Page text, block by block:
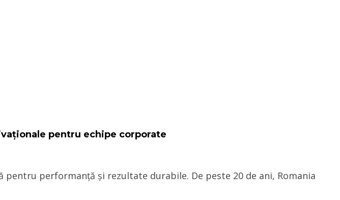
pentru echipe corporate
performanță și rezultate durabile. De peste 20 de ani, Romania